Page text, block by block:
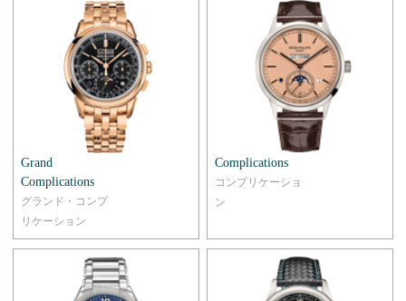
Grand
Complications
グランド・コンプ
リケーション
Complications
コンプリケーショ
ン